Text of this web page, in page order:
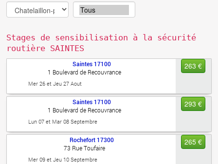
Stages de sensibilisation à la sécurité
routière SAINTES
263 €
Saintes 17100
1 Boulevard de Recouvrance
Mer 26 et Jeu 27 Aout
293 €
Saintes 17100
1 Boulevard de Recouvrance
Lun 07 et Mar 08 Septembre
265 €
Rochefort 17300
73 Rue Toufaire
Mer 09 et Jeu 10 Septembre